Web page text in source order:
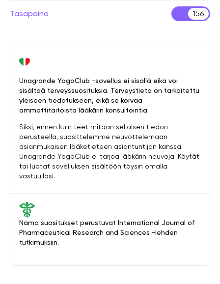
Tasapaino 156
Nämä suositukset perustuvat International Journal of
Pharmaceutical Research and Sciences -lehden
tutkimuksiin.
Unagrande YogaClub -sovellus ei sisällä eikä voi
sisältää terveyssuosituksia. Terveystieto on tarkoitettu
yleiseen tiedotukseen, eikä se korvaa
ammattitaitoista lääkärin konsultointia.
Siksi, ennen kuin teet mitään sellaisen tiedon
perusteella, suosittelemme neuvottelemaan
asianmukaisen lääketieteen asiantuntijan kanssa.
Unagrande YogaClub ei tarjoa lääkärin neuvoja. Käytät
tai luotat sovelluksen sisältöön täysin omalla
vastuullasi.